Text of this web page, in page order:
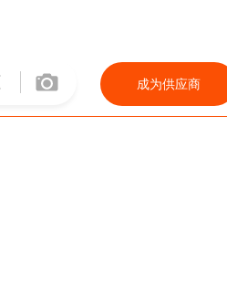
成为供应商